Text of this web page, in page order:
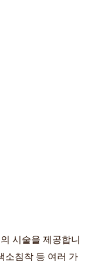
시술을 제공합니
소침착 등 여러 가